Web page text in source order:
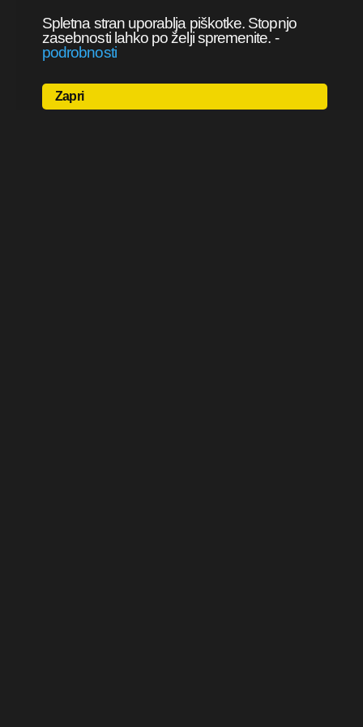
Spletna stran uporablja piškotke. Stopnjo
zasebnosti lahko po želji spremenite. -
podrobnosti
Zapri